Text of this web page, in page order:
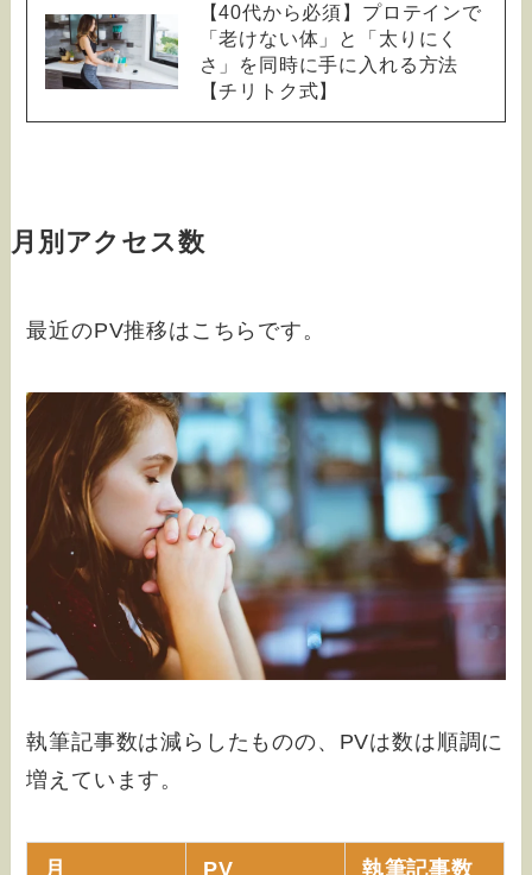
【40代から必須】プロテインで
「老けない体」と「太りにく
さ」を同時に手に入れる方法
【チリトク式】
月別アクセス数
最近のPV推移はこちらです。
執筆記事数は減らしたものの、PVは数は順調に
増えています。
月 PV 執筆記事数